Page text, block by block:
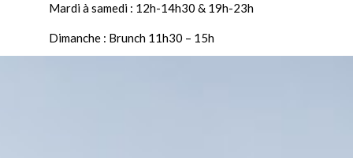
Mardi à samedi : 12h-14h30 & 19h-23h
Dimanche : Brunch 11h30 – 15h